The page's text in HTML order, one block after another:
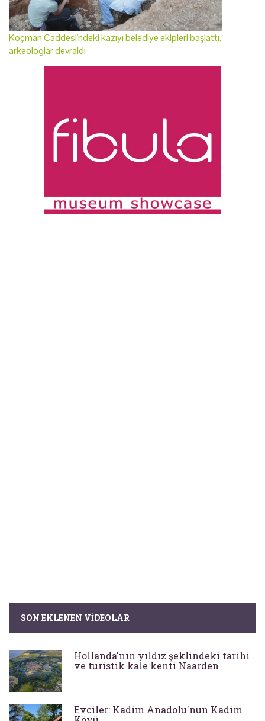
Koçman Caddesi'ndeki kazıyı belediye ekipleri başlattı,
arkeologlar devraldı
SON EKLENEN VIDEOLAR
Hollanda'nın yıldız şeklindeki tarihi
ve turistik kale kenti Naarden
Evciler: Kadim Anadolu'nun Kadim